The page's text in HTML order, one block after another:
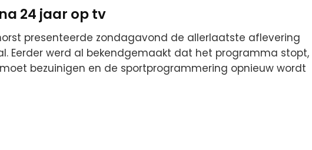
24 jaar op tv
presenteerde zondagavond de allerlaatste aflevering
Eerder werd al bekendgemaakt dat het programma stopt,
moet bezuinigen en de sportprogrammering opnieuw wordt